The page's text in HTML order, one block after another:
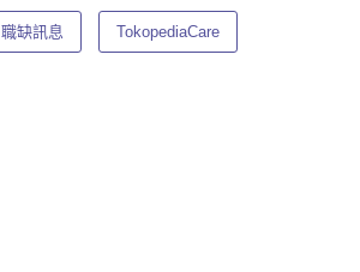
職缺訊息 TokopediaCare